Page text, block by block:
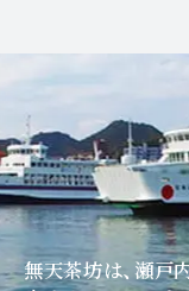
無天茶坊は、瀬戸